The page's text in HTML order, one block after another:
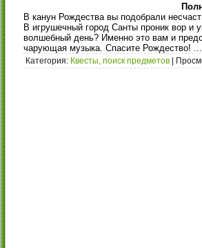
В канун Рождества вы подобрали
В игрушечный город Санты проник вор и
волшебный день? Именно это вам и
чарующая музыка. Спасите Рождество!
Категория: Квесты, поиск предметов |